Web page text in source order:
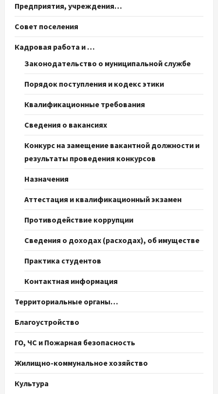
Предприятия, учреждения…
Совет поселения
Кадровая работа и …
Законодательство о муниципальной службе
Порядок поступления и кодекс этики
Квалификационные требования
Сведения о вакансиях
Конкурс на замещение вакантной должности и
результаты проведения конкурсов
Назначения
Аттестация и квалификационный экзамен
Противодействие коррупции
Сведения о доходах (расходах), об имуществе
Практика студентов
Контактная информация
Территориальные органы…
Благоустройство
ГО, ЧС и Пожарная безопасность
Жилищно-коммунальное хозяйство
Культура